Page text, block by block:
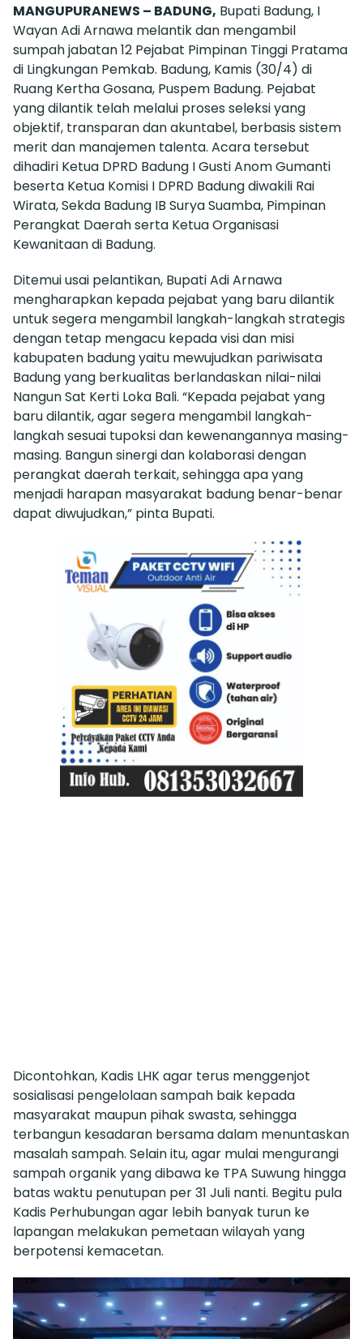
MANGUPURANEWS – BADUNG, Bupati Badung, I
Wayan Adi Arnawa melantik dan mengambil
sumpah jabatan 12 Pejabat Pimpinan Tinggi Pratama
di Lingkungan Pemkab. Badung, Kamis (30/4) di
Ruang Kertha Gosana, Puspem Badung. Pejabat
yang dilantik telah melalui proses seleksi yang
objektif, transparan dan akuntabel, berbasis sistem
merit dan manajemen talenta. Acara tersebut
dihadiri Ketua DPRD Badung I Gusti Anom Gumanti
beserta Ketua Komisi I DPRD Badung diwakili Rai
Wirata, Sekda Badung IB Surya Suamba, Pimpinan
Perangkat Daerah serta Ketua Organisasi
Kewanitaan di Badung.
Ditemui usai pelantikan, Bupati Adi Arnawa
mengharapkan kepada pejabat yang baru dilantik
untuk segera mengambil langkah-langkah strategis
dengan tetap mengacu kepada visi dan misi
kabupaten badung yaitu mewujudkan pariwisata
Badung yang berkualitas berlandaskan nilai-nilai
Nangun Sat Kerti Loka Bali. “Kepada pejabat yang
baru dilantik, agar segera mengambil langkah-
langkah sesuai tupoksi dan kewenangannya masing-
masing. Bangun sinergi dan kolaborasi dengan
perangkat daerah terkait, sehingga apa yang
menjadi harapan masyarakat badung benar-benar
dapat diwujudkan,” pinta Bupati.
Dicontohkan, Kadis LHK agar terus menggenjot
sosialisasi pengelolaan sampah baik kepada
masyarakat maupun pihak swasta, sehingga
terbangun kesadaran bersama dalam menuntaskan
masalah sampah. Selain itu, agar mulai mengurangi
sampah organik yang dibawa ke TPA Suwung hingga
batas waktu penutupan per 31 Juli nanti. Begitu pula
Kadis Perhubungan agar lebih banyak turun ke
lapangan melakukan pemetaan wilayah yang
berpotensi kemacetan.